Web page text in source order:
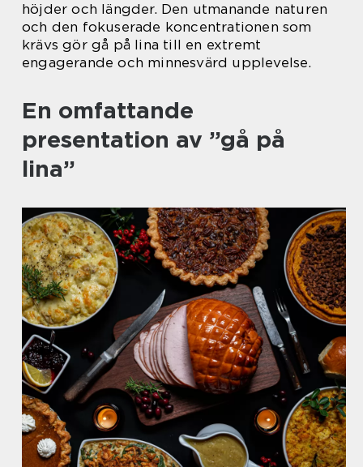
höjder och längder. Den utmanande naturen
och den fokuserade koncentrationen som
krävs gör gå på lina till en extremt
engagerande och minnesvärd upplevelse.
En omfattande
presentation av ”gå på
lina”